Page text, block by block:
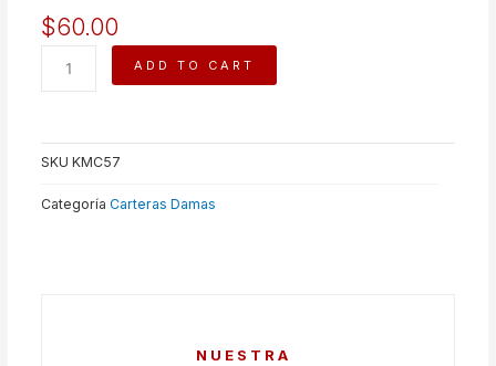
$60.00
ADD TO CART
SKUKMC57
Categoría Carteras Damas
NUESTRA